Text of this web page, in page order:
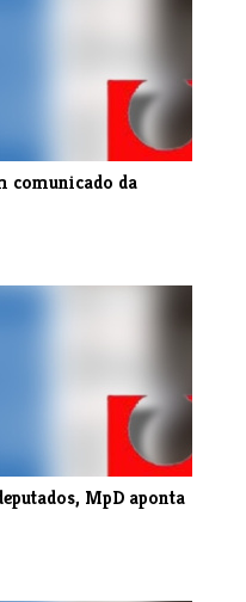
comunicado da
MpD aponta